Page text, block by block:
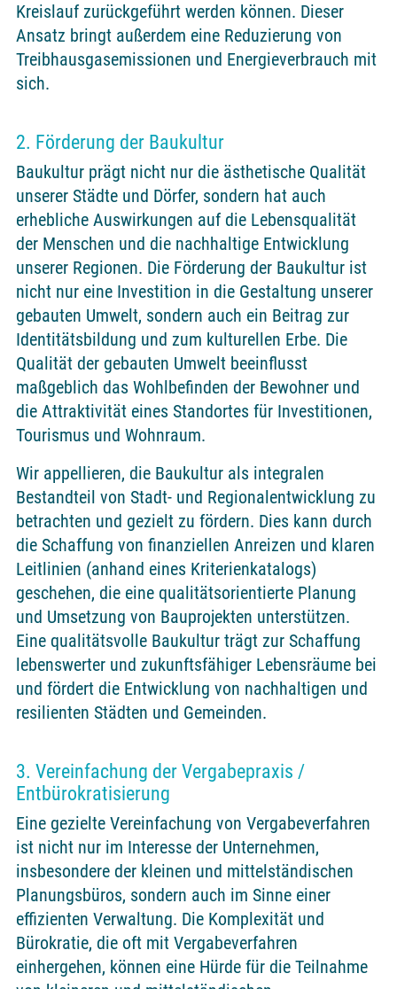
Kreislauf zurückgeführt werden können. Dieser
Ansatz bringt außerdem eine Reduzierung von
Treibhausgasemissionen und Energieverbrauch mit
sich.
2. Förderung der Baukultur
Baukultur prägt nicht nur die ästhetische Qualität
unserer Städte und Dörfer, sondern hat auch
erhebliche Auswirkungen auf die Lebensqualität
der Menschen und die nachhaltige Entwicklung
unserer Regionen. Die Förderung der Baukultur ist
nicht nur eine Investition in die Gestaltung unserer
gebauten Umwelt, sondern auch ein Beitrag zur
Identitätsbildung und zum kulturellen Erbe. Die
Qualität der gebauten Umwelt beeinflusst
maßgeblich das Wohlbefinden der Bewohner und
die Attraktivität eines Standortes für Investitionen,
Tourismus und Wohnraum.
Wir appellieren, die Baukultur als integralen
Bestandteil von Stadt- und Regionalentwicklung zu
betrachten und gezielt zu fördern. Dies kann durch
die Schaffung von finanziellen Anreizen und klaren
Leitlinien (anhand eines Kriterienkatalogs)
geschehen, die eine qualitätsorientierte Planung
und Umsetzung von Bauprojekten unterstützen.
Eine qualitätsvolle Baukultur trägt zur Schaffung
lebenswerter und zukunftsfähiger Lebensräume bei
und fördert die Entwicklung von nachhaltigen und
resilienten Städten und Gemeinden.
3. Vereinfachung der Vergabepraxis /
Entbürokratisierung
Eine gezielte Vereinfachung von Vergabeverfahren
ist nicht nur im Interesse der Unternehmen,
insbesondere der kleinen und mittelständischen
Planungsbüros, sondern auch im Sinne einer
effizienten Verwaltung. Die Komplexität und
Bürokratie, die oft mit Vergabeverfahren
einhergehen, können eine Hürde für die Teilnahme